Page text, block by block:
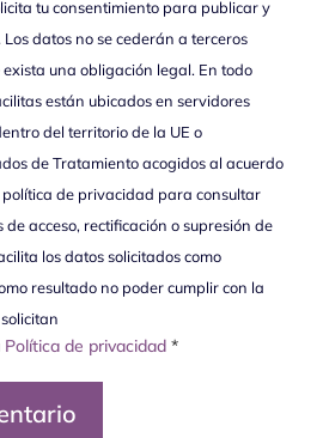
tu consentimiento para publicar y
datos no se cederán a terceros
exista una obligación legal. En todo
están ubicados en servidores
del territorio de la UE o
de Tratamiento acogidos al acuerdo
política de privacidad para consultar
de acceso, rectificación o supresión de
los datos solicitados como
resultado no poder cumplir con la
Política de privacidad *